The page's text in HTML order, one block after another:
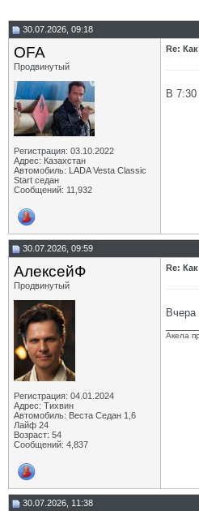
30.07.2026, 09:18
OFA
Продвинутый
Регистрация: 03.10.2022
Адрес: Казахстан
Автомобиль: LADA Vesta Classic
Start седан
Сообщений: 11,932
Re:
В
30.07.2026, 09:59
АлексейФ
Продвинутый
Регистрация: 04.01.2024
Адрес: Тихвин
Автомобиль: Веста Седан 1,6
Лайф 24
Возраст: 54
Сообщений: 4,837
Re:
Акела
30.07.2026, 11:38